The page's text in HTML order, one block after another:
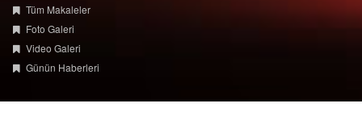
Tüm Makaleler
Foto Galeri
Video Galeri
Günün Haberleri